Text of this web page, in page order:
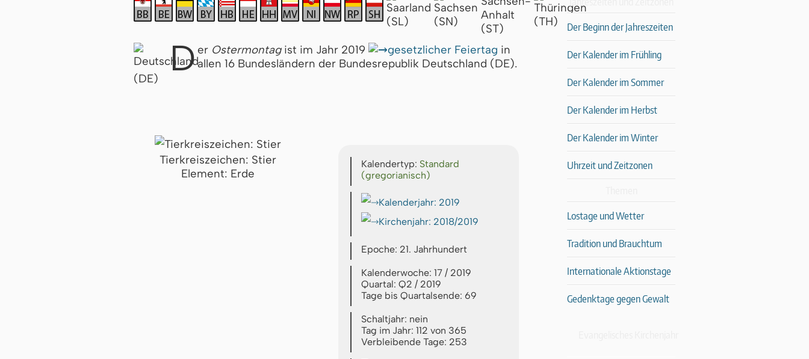
Der Ostermontagist im Jahr 2019 gesetzlicher Feiertag in
allen 16 Bundesländern der Bundesrepublik Deutschland (DE).
Tierkreiszeichen: Stier
Element: Erde
Kalendertyp: Standard
(gregorianisch)
Kalenderjahr: 2019
Kirchenjahr: 2018/2019
Epoche: 21. Jahrhundert
Kalenderwoche: 17 / 2019
Quartal: Q2 / 2019
Tage bis Quartalsende: 69
Schaltjahr: nein
Tag im Jahr: 112 von 365
Verbleibende Tage: 253
Der Beginn der Jahreszeiten
Der Kalender im Frühling
Der Kalender im Sommer
Der Kalender im Herbst
Der Kalender im Winter
Uhrzeit und Zeitzonen
Lostage und Wetter
Tradition und Brauchtum
Internationale Aktionstage
Gedenktage gegen Gewalt